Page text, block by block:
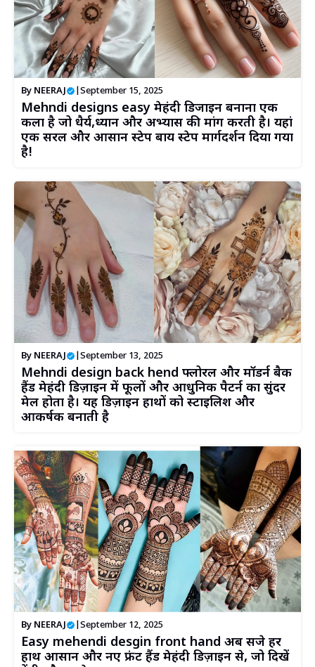
By NEERAJ September 15, 2025
Mehndi designs easy मेहंदी डिजाइन बनाना एक
कला है जो धैर्य,ध्यान और अभ्यास की मांग करती है। यहां
एक सरल और आसान स्टेप बाय स्टेप मार्गदर्शन दिया गया
है!
By NEERAJ September 13, 2025
Mehndi design back hend फ्लोरल और मॉडर्न बैक
हैंड मेहंदी डिज़ाइन में फूलों और आधुनिक पैटर्न का सुंदर
मेल होता है। यह डिज़ाइन हाथों को स्टाइलिश और
आकर्षक बनाती है
By NEERAJ September 12, 2025
Easy mehendi desgin front hand अब सजे हर
हाथ आसान और नए फ्रंट हैंड मेहंदी डिज़ाइन से, जो दिखें